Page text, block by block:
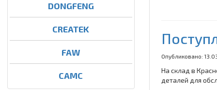
DONGFENG
CREATEK
FAW
CAMC
Опубликовано:
На склад в
деталей для